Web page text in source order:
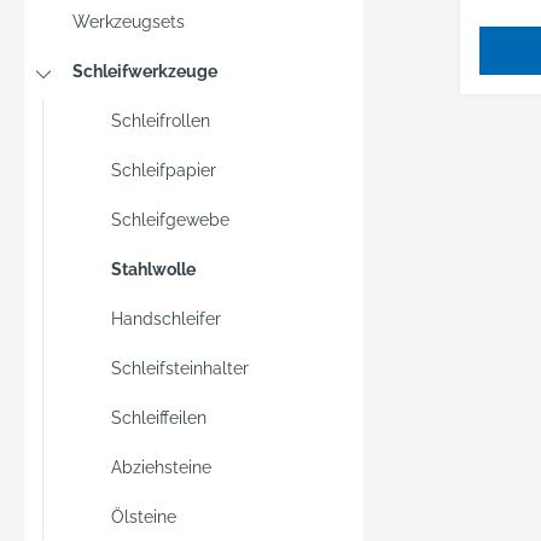
Werkzeugsets
Schleifwerkzeuge
Schleifrollen
Schleifpapier
Schleifgewebe
Stahlwolle
Handschleifer
Schleifsteinhalter
Schleiffeilen
Abziehsteine
Ölsteine